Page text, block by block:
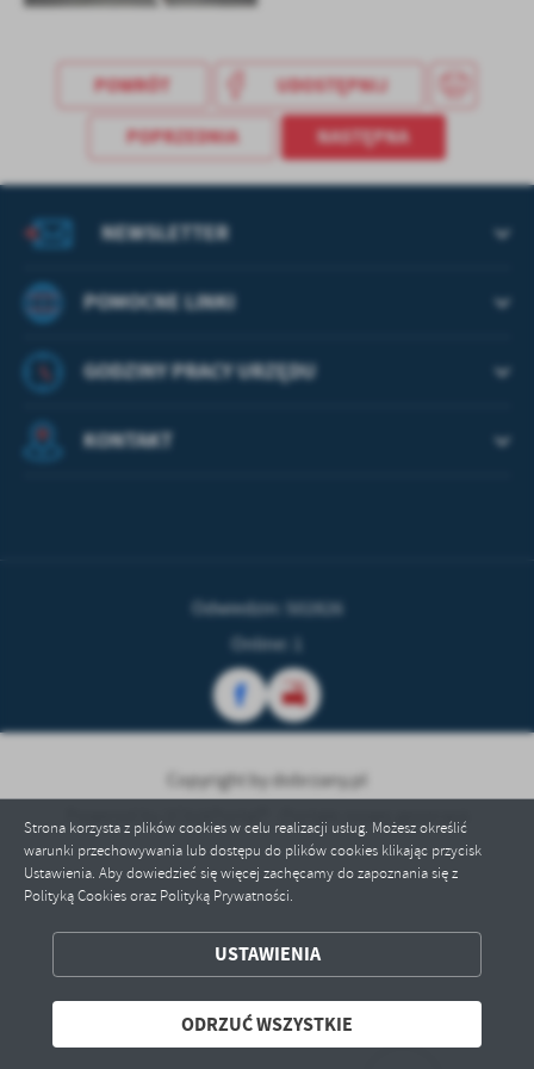
Strona korzysta z plików cookies w celu realizacji usług. Możesz określić
warunki przechowywania lub dostępu do plików cookies klikając przycisk
Ustawienia. Aby dowiedzieć się więcej zachęcamy do zapoznania się z
Polityką Cookies oraz Polityką Prywatności.
USTAWIENIA
ODRZUĆ WSZYSTKIE
treści w postaci wiadomości, ofert, komunikatów mediów
ZAPISZ WYBRANE
ODRZUĆ WSZYSTKIE
POWRÓT UDOSTĘPNIJ
POPRZEDNIA NASTĘPNA
POMOCNE LINKI
NEWSLETTER
GODZINY PRACY URZĘDU
KONTAKT
Odwiedzin: 502826
Online: 1
Copyright by dobrzany.pl
Powered by 2ClickPortal® - Portale nowej generacji